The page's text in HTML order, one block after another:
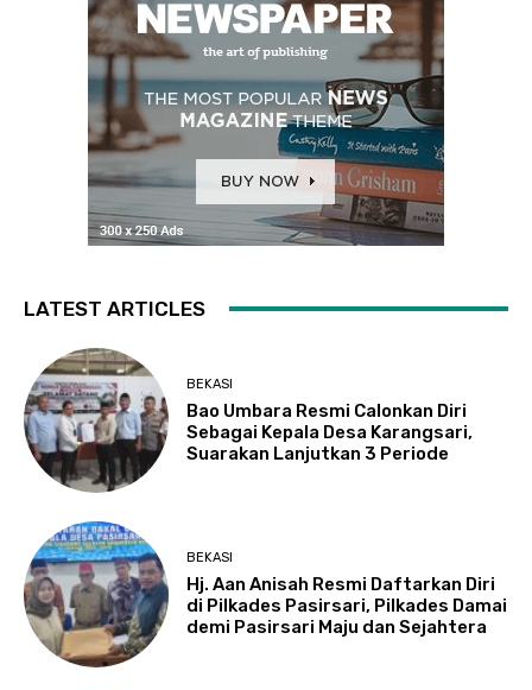
LATEST ARTICLES
BEKASI
Bao Umbara Resmi Calonkan Diri
Sebagai Kepala Desa Karangsari,
Suarakan Lanjutkan 3 Periode
BEKASI
Hj. Aan Anisah Resmi Daftarkan Diri
di Pilkades Pasirsari, Pilkades Damai
demi Pasirsari Maju dan Sejahtera